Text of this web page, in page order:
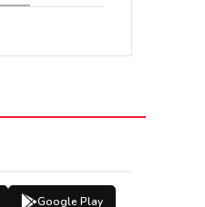
Google Play